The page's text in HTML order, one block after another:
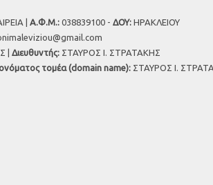
| Α.Φ.Μ.: 038839100 - ΔΟΥ: ΗΡΑΚΛΕΙΟΥ
| Διευθυντής: ΣΤΑΥΡΟΣ Ι. ΣΤΡΑΤΑΚΗΣ
τομέα (domain name): ΣΤΑΥΡΟΣ Ι.